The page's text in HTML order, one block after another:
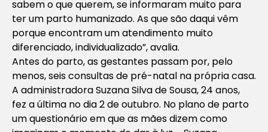
sabem o que querem, se informaram muito para
ter um parto humanizado. As que são daqui vêm
porque encontram um atendimento muito
diferenciado, individualizado”, avalia.
Antes do parto, as gestantes passam por, pelo
menos, seis consultas de pré-natal na própria casa.
A administradora Suzana Silva de Sousa, 24 anos,
fez a última no dia 2 de outubro. No plano de parto
um questionário em que as mães dizem como